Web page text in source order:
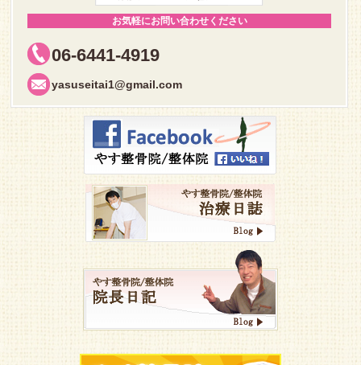
お気軽にお問い合わせください
06-6441-4919
yasuseitai1@gmail.com